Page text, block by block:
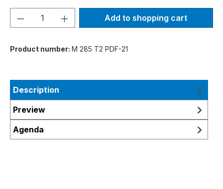
Product Quantity: Enter the desired
Add to shopping cart
Product number: M 285 T2 PDF-21
Description
Preview
Agenda